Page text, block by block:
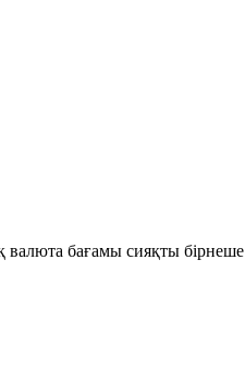
бағамы сияқты бірнеше